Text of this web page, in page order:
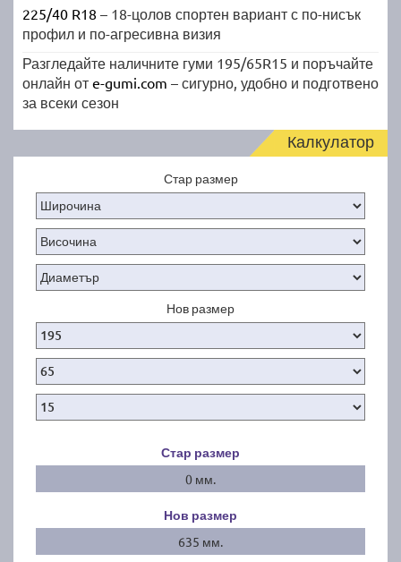
225/40 R18 – 18-цолов спортен вариант с по-нисък
профил и по-агресивна визия
Разгледайте наличните гуми 195/65R15 и поръчайте
онлайн от e-gumi.com – сигурно, удобно и подготвено
за всеки сезон
Калкулатор
Стар размер
Нов размер
Стар размер
0 мм.
Нов размер
635 мм.